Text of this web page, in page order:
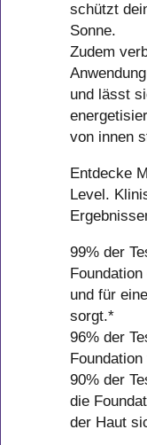
schützt
Sonne.
Zudem
und lässt
von innen
Entdecke
Level.
99% der
und für
sorgt.*
96% der
90% der
die
der Haut